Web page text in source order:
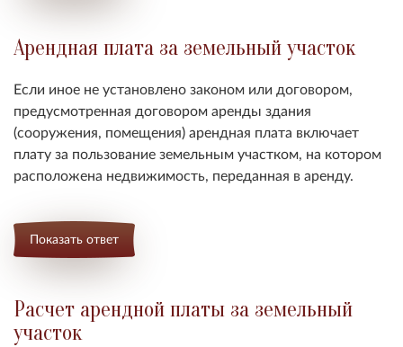
Арендная плата за земельный участок
Если иное не установлено законом или договором,
предусмотренная договором аренды здания
(сооружения, помещения) арендная плата включает
плату за пользование земельным участком, на котором
расположена недвижимость, переданная в аренду.
Показать ответ
Расчет арендной платы за земельный
участок